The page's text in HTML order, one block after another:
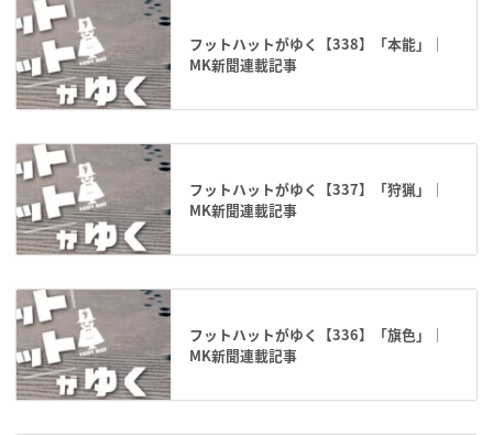
フットハットがゆく【338】「本能」｜
MK新聞連載記事
フットハットがゆく【337】「狩猟」｜
MK新聞連載記事
フットハットがゆく【336】「旗色」｜
MK新聞連載記事